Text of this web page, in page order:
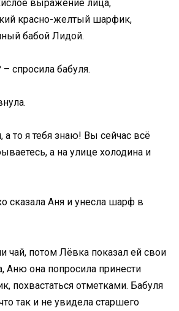
выражение лица,
красно-желтый шарфик,
бабой Лидой.
спросила бабуля.
а то я тебя знаю! Вы сейчас всё
а на улице холодина и
сказала Аня и унесла шарф в
чай, потом Лёвка показал ей свои
Аню она попросила принести
похвастаться отметками. Бабуля
так и не увидела старшего